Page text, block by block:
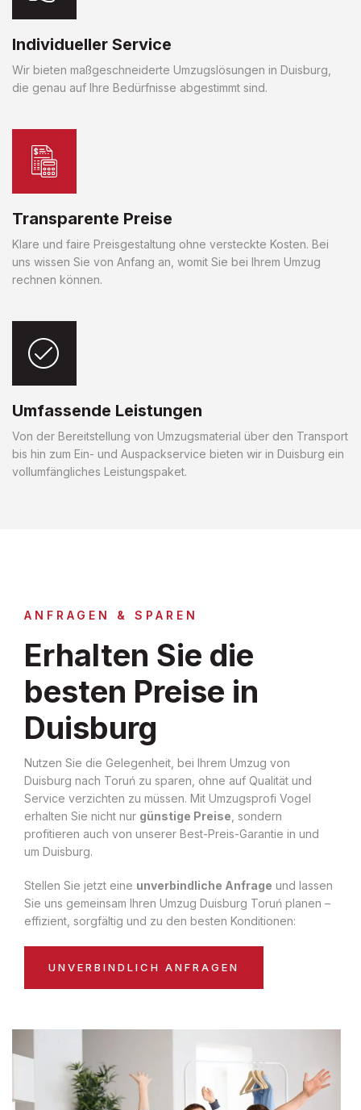
Individueller Service
Wir bieten maßgeschneiderte Umzugslösungen in Duisburg,
die genau auf Ihre Bedürfnisse abgestimmt sind.
Transparente Preise
Klare und faire Preisgestaltung ohne versteckte Kosten. Bei
uns wissen Sie von Anfang an, womit Sie bei Ihrem Umzug
rechnen können.
Umfassende Leistungen
Von der Bereitstellung von Umzugsmaterial über den Transport
bis hin zum Ein- und Auspackservice bieten wir in Duisburg ein
vollumfängliches Leistungspaket.
ANFRAGEN & SPAREN
Erhalten Sie die
besten Preise in
Duisburg
Nutzen Sie die Gelegenheit, bei Ihrem Umzug von
Duisburg nach Toruń zu sparen, ohne auf Qualität und
Service verzichten zu müssen. Mit Umzugsprofi Vogel
erhalten Sie nicht nur günstige Preise , sondern
profitieren auch von unserer Best-Preis-Garantie in und
um Duisburg.
Stellen Sie jetzt eine unverbindliche Anfrage und lassen
Sie uns gemeinsam Ihren Umzug Duisburg Toruń planen –
effizient, sorgfältig und zu den besten Konditionen:
UNVERBINDLICH ANFRAGEN